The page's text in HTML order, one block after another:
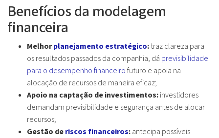
Benefícios da modelagem
financeira
Melhorplanejamento estratégico:traz clareza para
os resultados passados da companhia, dá previsibilidade
para o desempenho financeirofuturo e apoia na
alocação de recursos de maneira eficaz;
Apoio na captação de investimentos:investidores
demandam previsibilidade e segurança antes de alocar
recursos;
Gestão deriscos financeiros:antecipa possíveis